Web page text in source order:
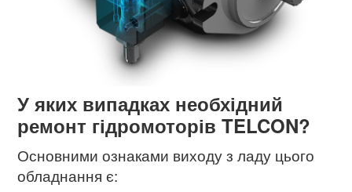
У яких випадках необхідний
ремонт гідромоторів TELCON?
Основними ознаками виходу з ладу цього
обладнання є: